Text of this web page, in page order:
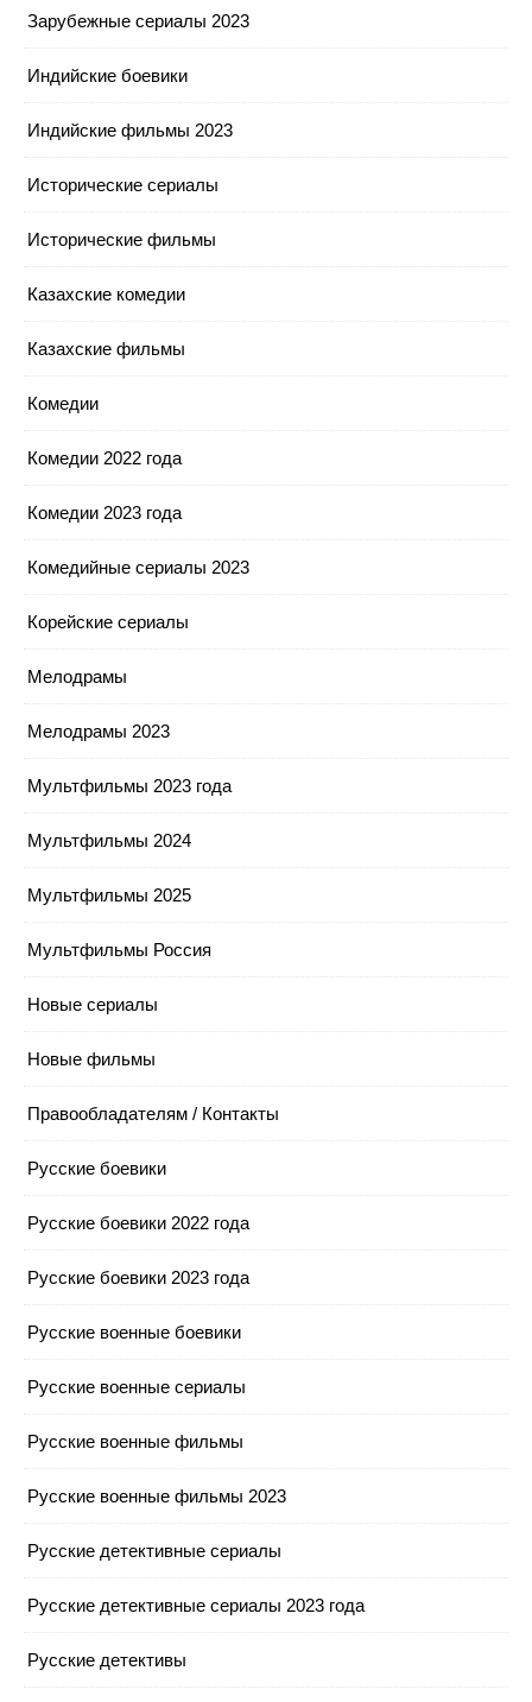
Зарубежные сериалы 2023
Индийские боевики
Индийские фильмы 2023
Исторические сериалы
Исторические фильмы
Казахские комедии
Казахские фильмы
Комедии
Комедии 2022 года
Комедии 2023 года
Комедийные сериалы 2023
Корейские сериалы
Мелодрамы
Мелодрамы 2023
Мультфильмы 2023 года
Мультфильмы 2024
Мультфильмы 2025
Мультфильмы Россия
Новые сериалы
Новые фильмы
Правообладателям / Контакты
Русские боевики
Русские боевики 2022 года
Русские боевики 2023 года
Русские военные боевики
Русские военные сериалы
Русские военные фильмы
Русские военные фильмы 2023
Русские детективные сериалы
Русские детективные сериалы 2023 года
Русские детективы